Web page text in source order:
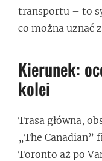
transportu – to
co można uznać
Kierunek:
kolei
Trasa główna,
„The Canadian”
Toronto aż po